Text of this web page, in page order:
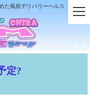
た風俗デリバリーヘルス
定?
t
o
l
v